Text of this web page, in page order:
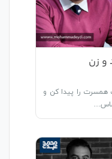
و زن
همسرت را پیدا کن و